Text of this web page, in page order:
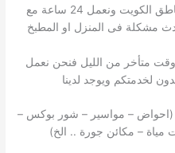
نقدم خدماتنا فى جميع مناطق الكويت ونعمل 24 ساعة مع
مشكلة فى المنزل او المطبخ
متأخر من الليل فنحن نعمل
(احواض – مواسير – شور بوكس –
مياة – مكائن جورة .. الخ)